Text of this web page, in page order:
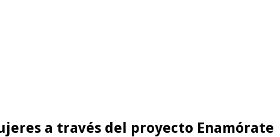
a través del proyecto Enamórate